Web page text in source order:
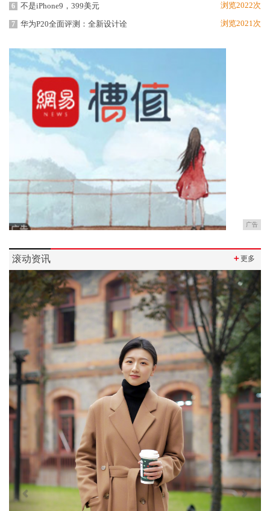
6 不是iPhone9，399美元 浏览2022次
7 华为P20全面评测：全新设计诠 浏览2021次
广告
滚动资讯 ＋更多
Previous Next